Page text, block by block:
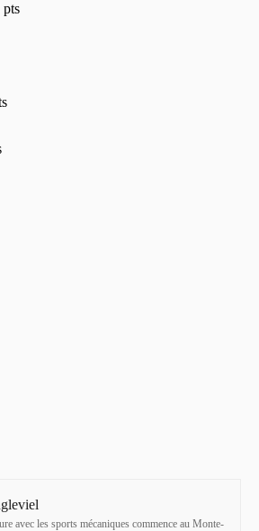
avec les sports mécaniques commence au Monte-